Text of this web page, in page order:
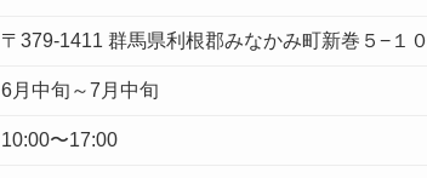
〒379-1411 群馬県利根郡みなかみ町新巻５−１０
6月中旬～7月中旬
10:00〜17:00